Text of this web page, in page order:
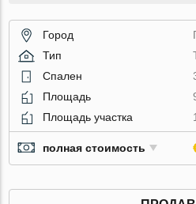
Город
Тип
Спален
Площадь
Площадь участка
полная стоимость